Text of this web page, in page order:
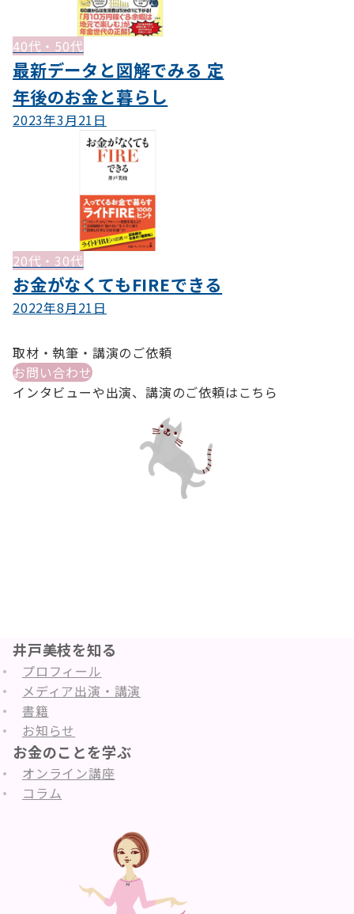
40代・50代
最新データと図解でみる 定
年後のお金と暮らし
2023年3月21日
20代・30代
お金がなくてもFIREできる
2022年8月21日
取材・執筆・講演のご依頼
お問い合わせ
インタビューや出演、講演のご依頼はこちら
井戸美枝を知る
プロフィール
メディア出演・講演
書籍
お知らせ
お金のことを学ぶ
オンライン講座
コラム